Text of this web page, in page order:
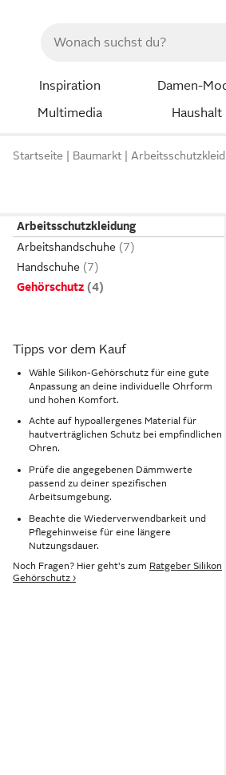
Inspiration Damen-
Multimedia
Haushalt
Startseite Baumarkt
Arbeitsschutzkleidung
Arbeitshandschuhe
Handschuhe
Gehörschutz
Tipps vor dem Kauf
Wähle Silikon-Gehörschutz für eine gute
Anpassung an deine individuelle Ohrform
und hohen Komfort.
Achte auf hypoallergenes Material für
hautverträglichen Schutz bei empfindlichen
Ohren.
Prüfe die angegebenen Dämmwerte
passend zu deiner spezifischen
Arbeitsumgebung.
Beachte die Wiederverwendbarkeit und
Pflegehinweise für eine längere
Nutzungsdauer.
Noch Fragen? Hier geht's zum Ratgeber Silikon
Gehörschutz ›